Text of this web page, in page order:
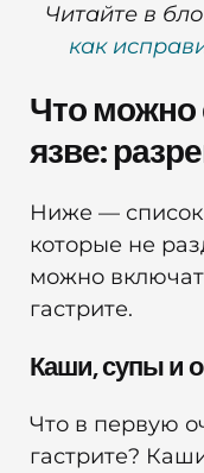
Читайте в
как
Что можно
язве:
Ниже —
которые не
можно
гастрите.
Каши, супы и
Что в первую
гастрите?